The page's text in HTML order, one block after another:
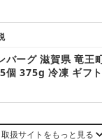
バーグ 滋賀県 竜王
個 375g 冷凍 ギフ
取扱サイトをもっと見る